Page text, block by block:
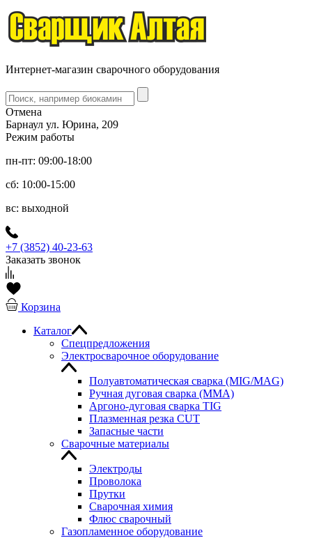
Интернет-магазин сварочного оборудования
Отмена
Барнаул ул. Юрина, 209
Режим работы
пн-пт: 09:00-18:00
сб: 10:00-15:00
вс: выходной
+7 (3852) 40-23-63
Заказать звонок
Корзина
Каталог
Спецпредложения
Электросварочное оборудование
Полуавтоматическая сварка (MIG/MAG)
Ручная дуговая сварка (MMA)
Аргоно-дуговая сварка TIG
Плазменная резка CUT
Запасные части
Сварочные материалы
Электроды
Проволока
Прутки
Сварочная химия
Флюс сварочный
Газопламенное оборудование